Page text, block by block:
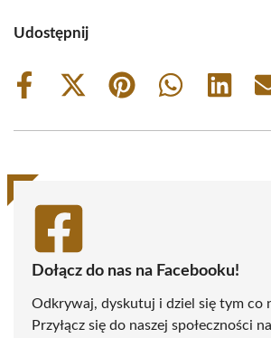
Udostępnij
Share
Share
(Twitter)
Share
Share
Share
Dołącz do nas na Facebooku!
Odkrywaj, dyskutuj i dziel się tym co
Przyłącz się do naszej społeczności